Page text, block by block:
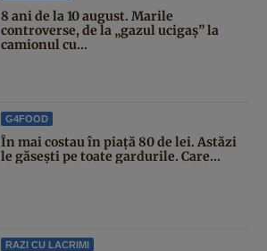
8 ani de la 10 august. Marile
controverse, de la „gazul ucigaș” la
camionul cu...
G4FOOD
În mai costau în piață 80 de lei. Astăzi
le găsești pe toate gardurile. Care...
RAZI CU LACRIMI